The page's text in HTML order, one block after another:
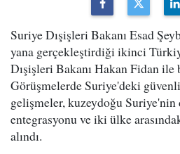
Suriye Dışişleri Bakanı Esad
yana gerçekleştirdiği ikinci
Dışişleri Bakanı Hakan Fidan ile
Görüşmelerde Suriye'deki
gelişmeler, kuzeydoğu Suriye'nin
entegrasyonu ve iki ülke
alındı.